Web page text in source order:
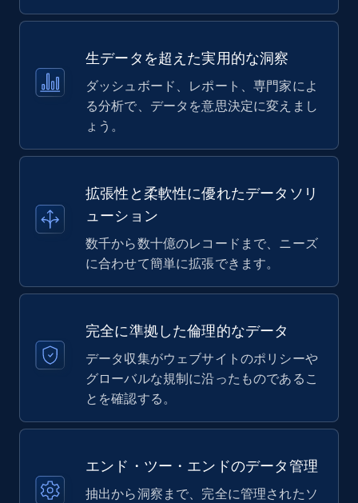
生データを超えた実用的な洞察
ダッシュボード、レポート、専門家によ
る分析で、データを意思決定に変えまし
ょう。
拡張性と柔軟性に優れたデータソリ
ューション
数千から数十億のレコードまで、ニーズ
に合わせて簡単に拡張できます。
完全に準拠した倫理的なデータ
データ収集がウェブサイトのポリシーや
グローバルな規制に沿ったものであるこ
とを確認する。
エンド・ツー・エンドのデータ管理
抽出から洞察まで、完全に管理されたソ